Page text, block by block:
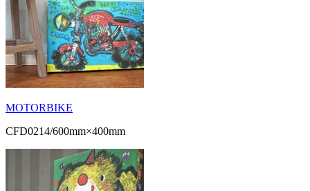
MOTORBIKE
CFD0214/600mm×400mm